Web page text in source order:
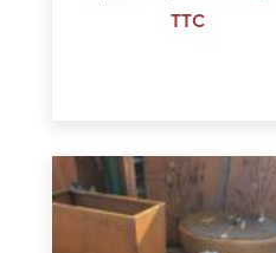
TTC